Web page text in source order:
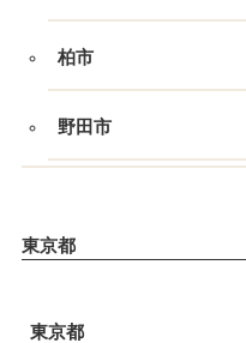
柏市
野田市
東京都
東京都